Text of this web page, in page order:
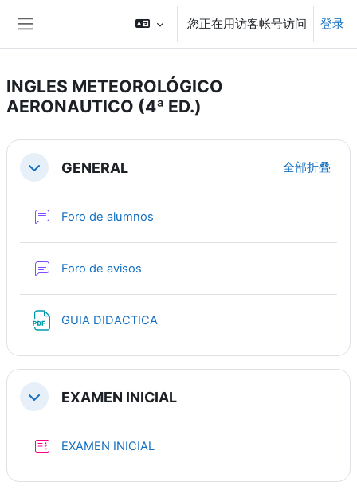
您正在用访客帐号访问 登录
INGLES METEOROLÓGICO
AERONAUTICO (4ª ED.)
章节大纲
折叠 GENERAL 全部折叠
Foro de alumnos
Foro de avisos
GUIA DIDACTICA
折叠 EXAMEN INICIAL
EXAMEN INICIAL